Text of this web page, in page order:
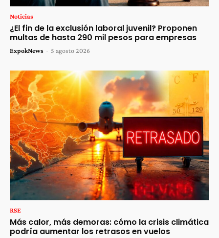
Noticias
¿El fin de la exclusión laboral juvenil? Proponen
multas de hasta 290 mil pesos para empresas
ExpokNews - 5 agosto 2026
RSE
Más calor, más demoras: cómo la crisis climática
podría aumentar los retrasos en vuelos